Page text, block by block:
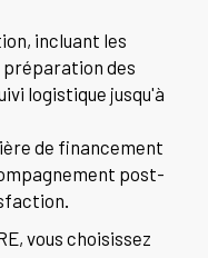
incluant les
des
logistique jusqu'à
de financement
post-
vous choisissez